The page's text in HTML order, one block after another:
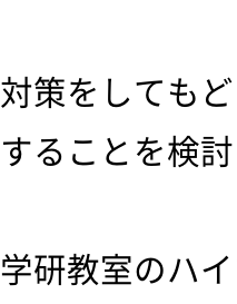
対策をしても
することを検
学研教室のハ